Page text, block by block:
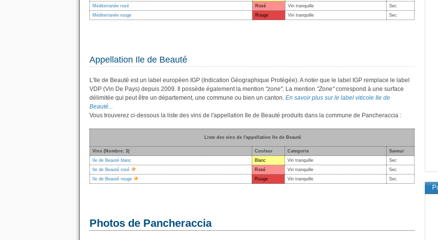
Méditerranée rosé
Rosé Vin tranquille
Sec
Méditerranée rouge
Rouge Vin tranquille Sec
Appellation Ile de Beauté
L'Ile de Beauté est un label européen IGP (Indication Géographique Protégée). A noter que le label IGP remplace le label
VDP (Vin De Pays) depuis 2009. Il possède également la mention "zone". La mention "Zone"correspond à une surface
délimitée qui peut être un département, une commune ou bien un canton. En savoir plus sur le label viticole Ile de
Beauté...
Vous trouverez ci-dessous la liste des vins de l'appellation Ile de Beauté produits dans la commune de Pancheraccia :
Liste des vins de l'appellation Ile de Beauté
Vins (Nombre: 3) Couleur Categorie
Saveur
Ile de Beauté blanc
Blanc Vin tranquille
Sec
Ile de Beauté rosé
Rosé Vin tranquille
Sec
Ile de Beauté rouge
Rouge Vin tranquille Sec
Photos de Pancheraccia